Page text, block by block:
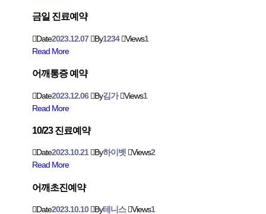
금일 진료예약
Date2023.12.07 By1234 Views1
Read More
어깨통증 예약
Date2023.12.06 By김가 Views1
Read More
10/23 진료예약
Date2023.10.21 By하이벳 Views2
Read More
어깨초진예약
Date2023.10.10 By테니스 Views1